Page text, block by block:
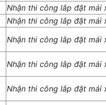
Nhận thi công lắp đặt mái
Nhận thi công lắp đặt mái
Nhận thi công lắp đặt mái
Nhận thi công lắp đặt mái
Nhận thi công lắp đặt mái